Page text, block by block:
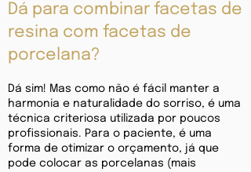
Dá para combinar facetas de
resina com facetas de
porcelana?
Dá sim! Mas como não é fácil manter a
harmonia e naturalidade do sorriso, é uma
técnica criteriosa utilizada por poucos
profissionais. Para o paciente, é uma
forma de otimizar o orçamento, já que
pode colocar as porcelanas (mais